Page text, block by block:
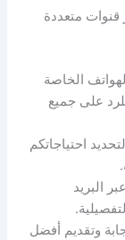
قنوات متعددة
الخاصة
على جميع
احتياجاتكم
البريد
وتقديم أفضل